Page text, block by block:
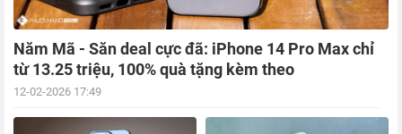
Năm Mã - Săn deal cực đã: iPhone 14 Pro Max chỉ
từ 13.25 triệu, 100% quà tặng kèm theo
12-02-2026 17:49